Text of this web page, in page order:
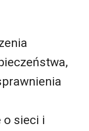
o sieci i